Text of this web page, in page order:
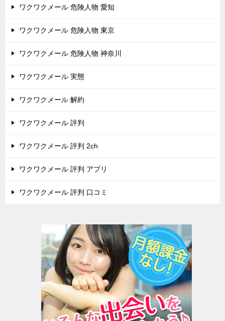
ワクワクメール 危険人物 愛知
ワクワクメール 危険人物 東京
ワクワクメール 危険人物 神奈川
ワクワクメール 実態
ワクワクメール 解約
ワクワクメール 評判
ワクワクメール 評判 2ch
ワクワクメール 評判 アプリ
ワクワクメール 評判 口コミ